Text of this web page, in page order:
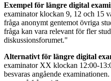
Exempel för längre digital
examinator klockan 9, 12 och 15
fråga anonymt gentemot övriga
fråga kan vara relevant för fler
diskussionsforumet."
Alternativt för längre digital
examinator XX klockan 12:00-
besvaras angående